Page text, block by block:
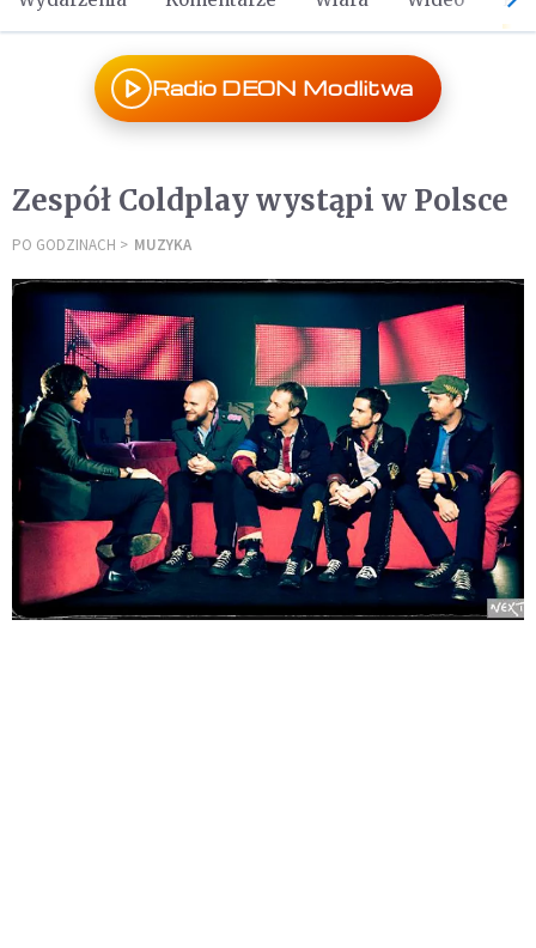
Radio DEON Modlitwa
Zespół Coldplay wystąpi w Polsce
PO GODZINACH MUZYKA